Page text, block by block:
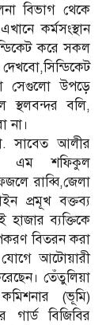
বিভাগ থেকে
কর্মসংস্থান
করে সকল
সেগুলো উপড়ে
স্থলবন্দর বলি,
না।
সাবেত আলীর
এম শফিকুল
রাব্বি,জেলা
প্রমূখ বক্তব্য
ব্যক্তিকে
বিতরন করা
আটোয়ারী
তেঁতুলিয়া
(ভূমি)
বিজিবির